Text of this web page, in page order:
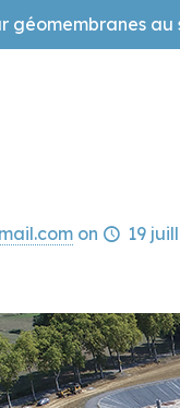
géomembranes au
on 19